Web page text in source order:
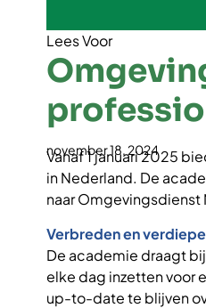
Lees Voor
november 18, 2024
Vanaf 1 januari 2025
in Nederland. De
naar Omgevingsdienst
Verbreden en
De academie draagt
elke dag inzetten voor
up-to-date te blijven